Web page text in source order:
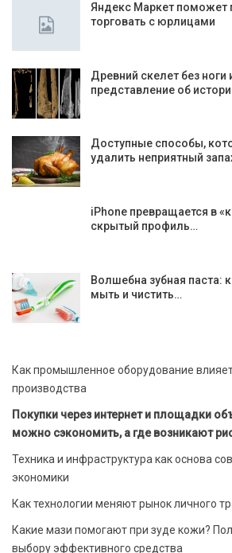
Яндекс Маркет поможет
торговать с юрлицами
Древний скелет без ноги
представление об
Доступные способы,
удалить неприятный
iPhone превращается в
скрытый профиль…
Волшебна зубная паста:
мыть и чистить…
Как промышленное оборудование
производства
Покупки через интернет и площадки
можно сэкономить, а где возникают
Техника и инфраструктура как основа
экономики
Как технологии меняют рынок личного
Какие мази помогают при зуде кожи?
выбору эффективного средства